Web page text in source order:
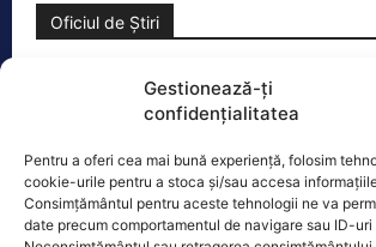
Gestionează-ți
confidențialitatea
Pentru a oferi cea mai bună experiență, folosim
cookie-urile pentru a stoca și/sau accesa
Consimțământul pentru aceste tehnologii ne va
date precum comportamentul de navigare sau ID-
Oficiul de Știri
Cât costă asigurarea de sănătate în 2026
în 2026 de asigurare în
de sănătate dacă
plata contribuției de[...]